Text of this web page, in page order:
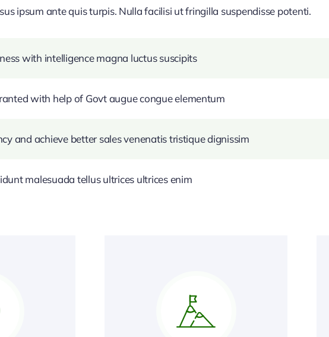
ipsum ante quis turpis. Nulla facilisi ut fringilla suspendisse potenti.
with intelligence magna luctus suscipits
with help of Govt augue congue elementum
and achieve better sales venenatis tristique dignissim
malesuada tellus ultrices ultrices enim